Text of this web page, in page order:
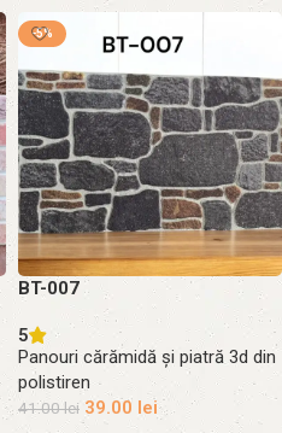
-5%
BT-007
5
Panouri cărămidă și piatră 3d din
polistiren
41.00lei 39.00 lei